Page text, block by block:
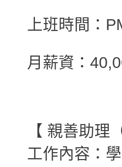
上班時間：
月薪資：
【 親善助理
工作內容：